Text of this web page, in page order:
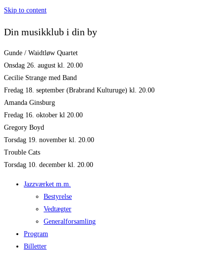
Skip to content
Din musikklub i din by
Gunde / Waidtløw Quartet
Onsdag 26. august kl. 20.00
Cecilie Strange med Band
Fredag 18. september (Brabrand Kulturuge) kl. 20.00
Amanda Ginsburg
Fredag 16. oktober kl 20.00
Gregory Boyd
Torsdag 19. november kl. 20.00
Trouble Cats
Torsdag 10. december kl. 20.00
Jazzværket m.m.
Bestyrelse
Vedtægter
Generalforsamling
Program
Billetter